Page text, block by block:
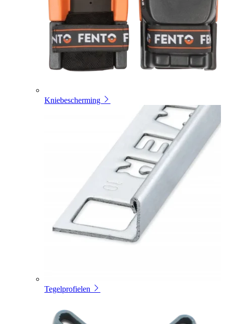
Kniebescherming
Tegelprofielen